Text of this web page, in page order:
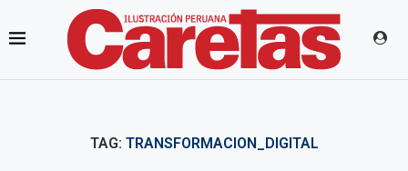
TAG: TRANSFORMACION_DIGITAL